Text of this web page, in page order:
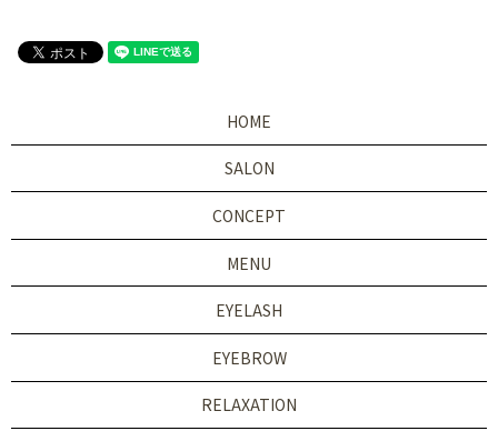
HOME
SALON
CONCEPT
MENU
EYELASH
EYEBROW
RELAXATION